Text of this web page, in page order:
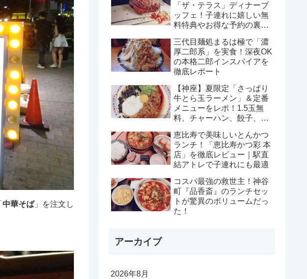
中華そば」を注文し
「ザ・テラス」ディナーブ
ッフェ！子連れに嬉しい無
料特典やお得な予約の裏ワ
三代目麺処まるは極で「濃
厚二郎系」を実食！深夜OK
の本格二郎インスパイアを
徹底レポート
【神座】夏限定「さっぱり
牛とら玉ラーメン」＆定番
メニューをレポ！1.5玉無
料、チャーハン、餃子、ビ
恵比寿で美味しいとんかつ
ランチ！「恵比寿かつ彩 本
店」を徹底レビュー｜駅直
結アトレで子連れにも最適
コスパ最強の救世主！神谷
町『品香斎』のランチセッ
トが驚異のボリュームだっ
た！
アーカイブ
2026年8月